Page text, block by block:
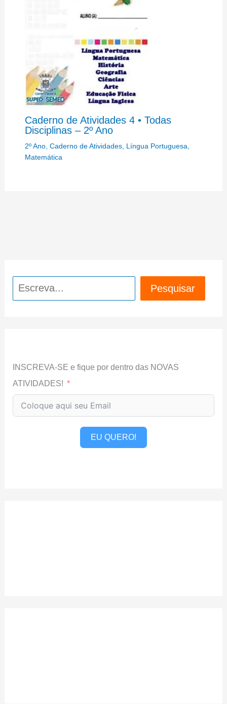
Caderno de Atividades 4 • Todas
Disciplinas – 2º Ano
2º Ano, Caderno de Atividades, Língua Portuguesa
Matemática
Pesquisar Pesquisar
INSCREVA-SE e fique por dentro das NOVAS
ATIVIDADES!
EU QUERO!